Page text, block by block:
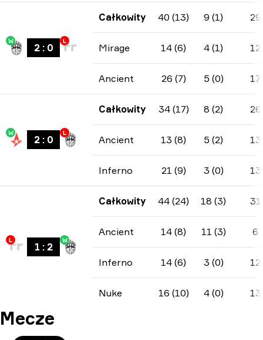
W
2: 0
L
Całkowity 40 (13) 9 (1) 29
Mirage 14 (6) 4 (1) 12
Ancient 26 (7) 5 (0) 17
W
2: 0
L
Całkowity 34 (17) 8 (2) 26
Ancient 13 (8) 5 (2) 13
Inferno 21 (9) 3 (0) 13
L
1 : 2
W
Całkowity 44 (24) 18 (3) 31
Ancient 14 (8) 11 (3) 6
Inferno 14 (6) 3 (0) 12
Nuke 16 (10) 4 (0) 13
Mecze